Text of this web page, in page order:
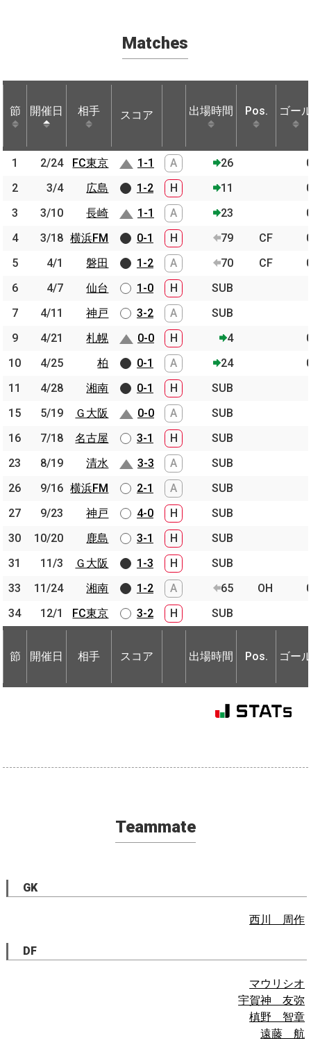
Matches
節 開催日 相手 スコア 出場時間 Pos. ゴー
節 開催日 相手 スコア 出場時間 ゴー
1 2/24 FC東京 1-1 A 26
2
3/4 広島 1-2 H 11
3
3/10 長崎 1-1 A 23
4
3/18 横浜FM 0-1 H 79 CF
5
4/1 磐田 1-2 A 70 CF
6
4/7 仙台 1-0 H
SUB
7
4/11 神戸 3-2 A
SUB
9
4/21 札幌 0-0 H 4
10
4/25 柏 0-1 A 24
11
4/28 湘南 0-1 H
SUB
15
5/19 Ｇ大阪 0-0 A
SUB
16
7/18 名古屋 3-1 H
SUB
23
8/19 清水 3-3 A
SUB
26
9/16 横浜FM 2-1 A
SUB
27
9/23 神戸 4-0 H
SUB
30
10/20 鹿島 3-1 H
SUB
31
11/3 Ｇ大阪 1-3 H
SUB
33
11/24 湘南 1-2 A 65 OH
34
12/1 FC東京 3-2 H SUB
節 開催日 相手 スコア 出場時間 Pos. ゴー
節 開催日 相手
1 2/24
FC東京
2
3/4
広島
3
3/10
長崎
4
3/18 横浜FM
5
4/1
磐田
6
4/7
仙台
7
4/11
神戸
9
4/21
札幌
10
4/25
柏
11
4/28
湘南
15
5/19
Ｇ大阪
16
7/18
名古屋
23
8/19
清水
26
9/16 横浜FM
27
9/23
神戸
30
10/20
鹿島
31
11/3
Ｇ大阪
33
11/24
湘南
34
12/1 FC東京
節 開催日 相手
Teammate
GK
西川 周作
DF
マウリシオ
宇賀神 友弥
槙野 智章
遠藤 航